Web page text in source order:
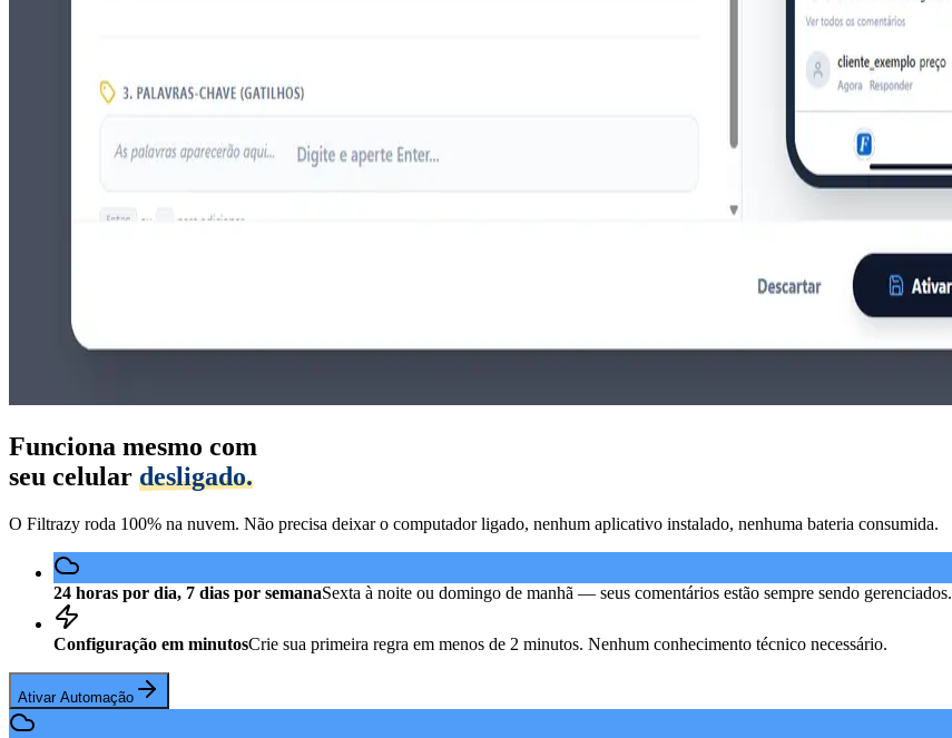
Funciona mesmo com
seu celular desligado.
O Filtrazy roda 100% na nuvem. Não precisa deixar o computador ligado, nenhum aplicativo instalado, nenhuma bateria consumida.
24 horas por dia, 7 dias por semanaSexta à noite ou domingo de manhã — seus comentários estão sempre sendo gerenciados.
Configuração em minutosCrie sua primeira regra em menos de 2 minutos. Nenhum conhecimento técnico necessário.
Ativar Automação